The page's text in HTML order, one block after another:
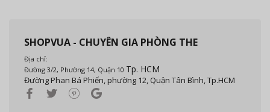
SHOPVUA - CHUYÊN GIA PHÒNG THE
Địa chỉ:
Đường 3/2, Phường 14, Quận 10 Tp. HCM
Đường Phan Bá Phiến, phường 12, Quận Tân Bình, Tp.HCM